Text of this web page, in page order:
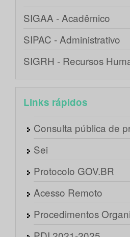
SIGAA - Acadêmico
SIPAC - Administrativo
SIGRH - Recursos
Links rápidos
Consulta pública de
Sei
Protocolo GOV.BR
Acesso Remoto
Procedimentos